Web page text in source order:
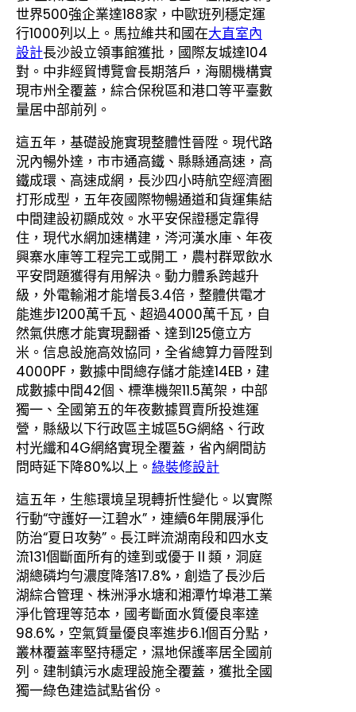
世界500強企業達188家，中歐班列穩定運
行1000列以上。馬拉維共和國在大直室內
設計長沙設立領事館獲批，國際友城達104
對。中非經貿博覽會長期落戶，海關機構實
現市州全覆蓋，綜合保稅區和港口等平臺數
量居中部前列。
這五年，基礎設施實現整體性晉陞。現代路
況內暢外達，市市通高鐵、縣縣通高速，高
鐵成環、高速成網，長沙四小時航空經濟圈
打形成型，五年夜國際物暢通道和貨運集結
中間建設初顯成效。水平安保證穩定靠得
住，現代水網加速構建，涔河漢水庫、年夜
興寨水庫等工程完工或開工，農村群眾飲水
平安問題獲得有用解決。動力體系跨越升
級，外電輸湘才能增長3.4倍，整體供電才
能進步1200萬千瓦、超過4000萬千瓦，自
然氣供應才能實現翻番、達到125億立方
米。信息設施高效協同，全省總算力晉陞到
4000PF，數據中間總存儲才能達14EB，建
成數據中間42個、標準機架11.5萬架，中部
獨一、全國第五的年夜數據買賣所投進運
營，縣級以下行政區主城區5G網絡、行政
村光纖和4G網絡實現全覆蓋，省內網間訪
問時延下降80%以上。 綠裝修設計
這五年，生態環境呈現轉折性變化。以實際
行動“守護好一江碧水”，連續6年開展淨化
防治“夏日攻勢”。長江畔流湖南段和四水支
流131個斷面所有的達到或優于Ⅱ類，洞庭
湖總磷均勻濃度降落17.8%，創造了長沙后
湖綜合管理、株洲淨水塘和湘潭竹埠港工業
淨化管理等范本，國考斷面水質優良率達
98.6%，空氣質量優良率進步6.1個百分點，
叢林覆蓋率堅持穩定，濕地保護率居全國前
列。建制鎮污水處理設施全覆蓋，獲批全國
獨一綠色建造試點省份。